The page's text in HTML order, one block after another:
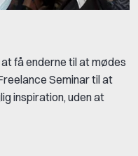
få enderne til at mødes
Seminar til at
inspiration, uden at